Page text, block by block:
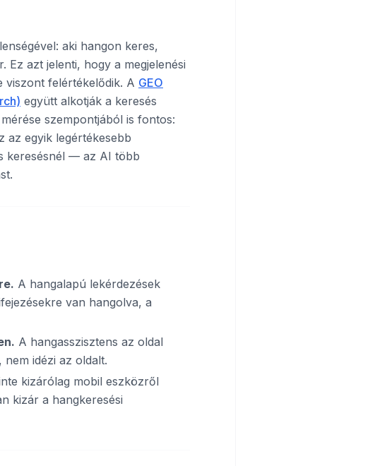
aki hangon keres,
Ez azt jelenti, hogy a megjelenési
viszont felértékelődik. A GEO
együtt alkotják a keresés
mérése szempontjából is fontos:
az egyik legértékesebb
keresésnél — az AI több
A hangalapú lekérdezések
van hangolva, a
A hangasszisztens az oldal
idézi az oldalt.
kizárólag mobil eszközről
kizár a hangkeresési